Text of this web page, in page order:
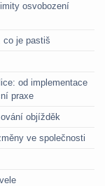
osvobození
co je pastiš
od implementace
praxe
objížděk
ve společnosti